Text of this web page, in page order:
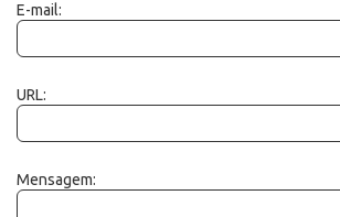
E-mail:
URL:
Mensagem: